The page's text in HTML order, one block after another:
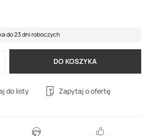
do 23 dni roboczych
DO KOSZYKA
do listy Zapytaj o ofertę